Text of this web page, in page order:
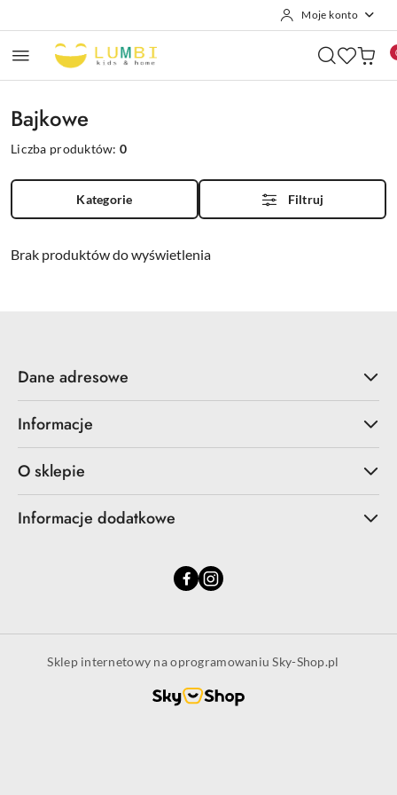
Moje konto
Bajkowe
Liczba produktów:0
Kategorie Filtruj
Brak produktów do wyświetlenia
Dane adresowe
Informacje
O sklepie
Informacje dodatkowe
Sklep internetowy na oprogramowaniu Sky-Shop.pl